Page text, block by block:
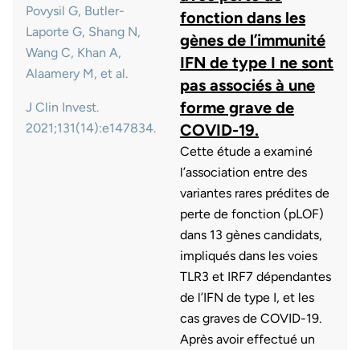
Povysil G, Butler-
Laporte G, Shang N,
Wang C, Khan A,
Alaamery M, et al.
J Clin Invest.
2021;131(14):e147834.
fonction dans les
gènes de l’immunité
IFN de type I ne sont
pas associés à une
forme grave de
COVID-19.
Cette étude a examiné
l’association entre des
variantes rares prédites de
perte de fonction (pLOF)
dans 13 gènes candidats,
impliqués dans les voies
TLR3 et IRF7 dépendantes
de l’IFN de type I, et les
cas graves de COVID-19.
Après avoir effectué un